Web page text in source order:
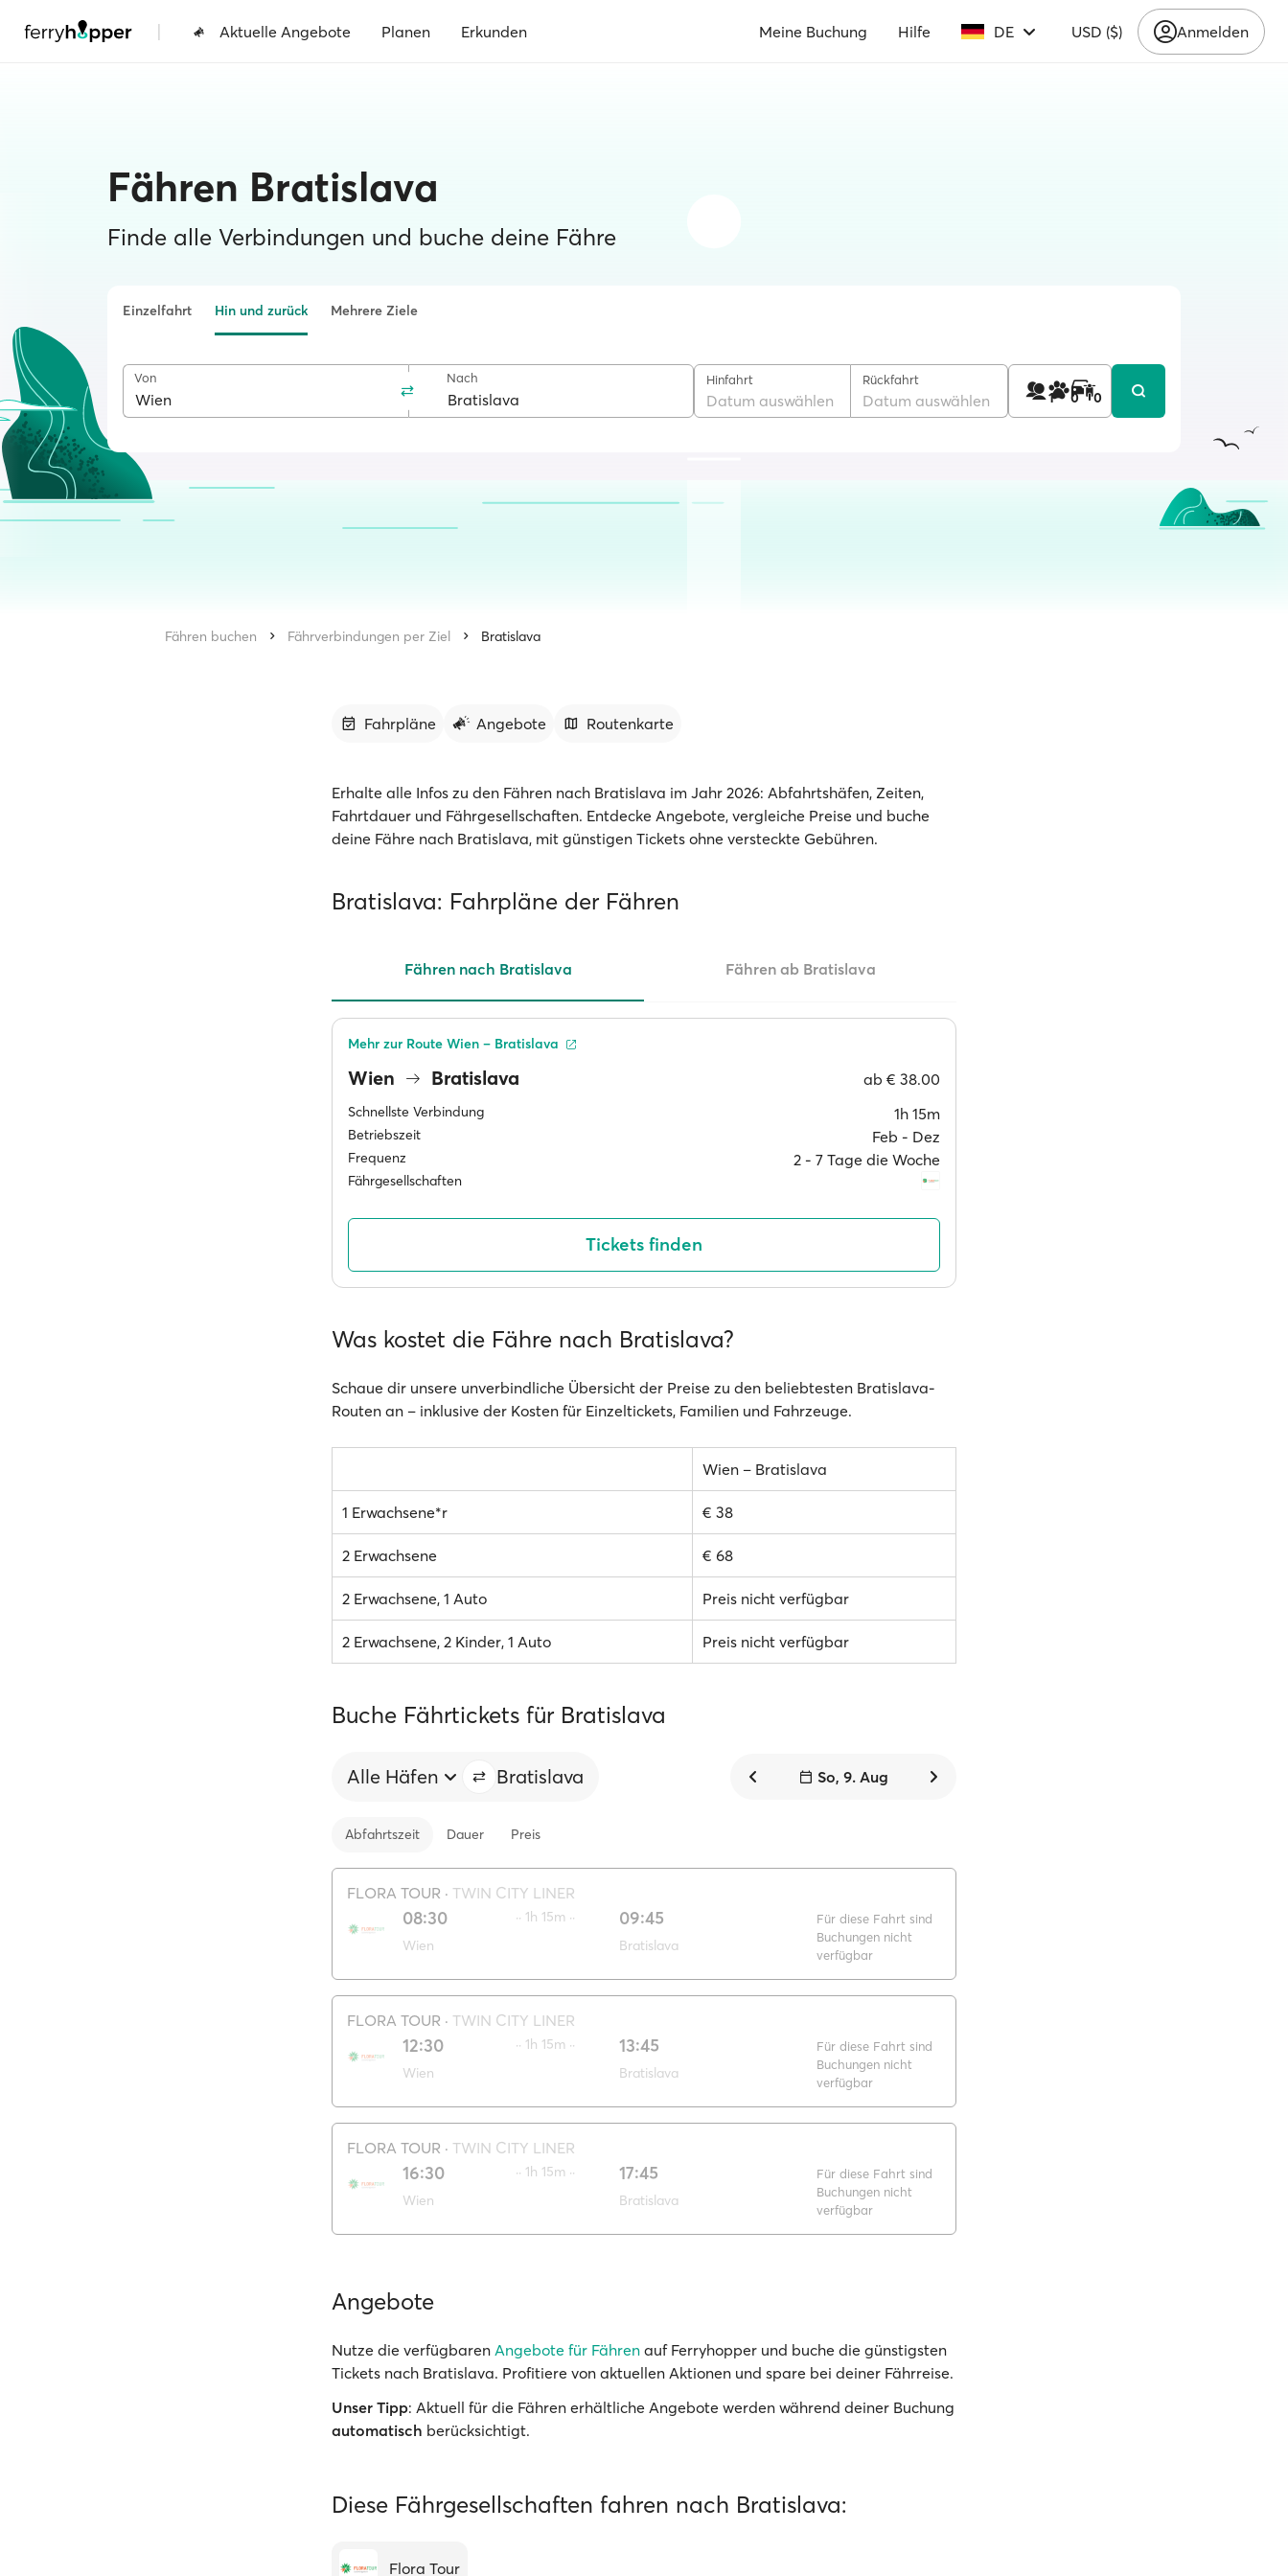
| Aktuelle Angebote Planen Erkunden Meine Buchung Hilfe DE USD ($) Anmelden
Fähren Bratislava
Finde alle Verbindungen und buche deine Fähre
Einzelfahrt Hin und zurück Mehrere Ziele
Von Nach Hinfahrt
Datum auswählen
Rückfahrt
Datum auswählen 1 0 0
Fähren buchen Fährverbindungen per Ziel Bratislava
Fahrpläne Angebote Routenkarte
Erhalte alle Infos zu den Fähren nach Bratislava im Jahr 2026: Abfahrtshäfen, Zeiten,
Fahrtdauer und Fährgesellschaften. Entdecke Angebote, vergleiche Preise und buche
deine Fähre nach Bratislava, mit günstigen Tickets ohne versteckte Gebühren.
Bratislava: Fahrpläne der Fähren
Fähren nach Bratislava Fähren ab Bratislava
Wien Bratislava ab € 38.00
Schnellste Verbindung 1h 15m
Betriebszeit Feb ‐ Dez
Frequenz 2 ‐ 7 Tage die Woche
Fährgesellschaften
Mehr zur Route Wien – Bratislava
Tickets finden
Was kostet die Fähre nach Bratislava?
Schaue dir unsere unverbindliche Übersicht der Preise zu den beliebtesten Bratislava-
Routen an – inklusive der Kosten für Einzeltickets, Familien und Fahrzeuge.
Wien – Bratislava
1 Erwachsene*r € 38
2 Erwachsene € 68
2 Erwachsene, 1 Auto Preis nicht verfügbar
2 Erwachsene, 2 Kinder, 1 Auto Preis nicht verfügbar
Buche Fährtickets für Bratislava
Alle Häfen Bratislava So, 9. Aug
Abfahrtszeit Dauer Preis
FLORA TOUR · TWIN CITY LINER
08:30
Wien
·· 1h 15m ·· 09:45
Bratislava
Für diese Fahrt sind
Buchungen nicht
verfügbar
FLORA TOUR · TWIN CITY LINER
12:30
Wien
·· 1h 15m ·· 13:45
Bratislava
Für diese Fahrt sind
Buchungen nicht
verfügbar
FLORA TOUR · TWIN CITY LINER
16:30
Wien
·· 1h 15m ·· 17:45
Bratislava
Für diese Fahrt sind
Buchungen nicht
verfügbar
Angebote
Nutze die verfügbaren Angebote für Fähren auf Ferryhopper und buche die günstigsten
Tickets nach Bratislava. Profitiere von aktuellen Aktionen und spare bei deiner Fährreise.
Unser Tipp: Aktuell für die Fähren erhältliche Angebote werden während deiner Buchung
automatisch berücksichtigt.
Diese Fährgesellschaften fahren nach Bratislava:
Flora Tour